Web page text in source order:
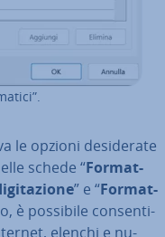
le opzioni de­si­de­ra­te
schede “For­mat­
” e “For­mat­
è possibile con­sen­ti­
elenchi e nu­